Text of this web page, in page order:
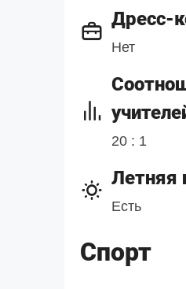
Дресс-
Нет
20 : 1
Летняя
Есть
Спорт